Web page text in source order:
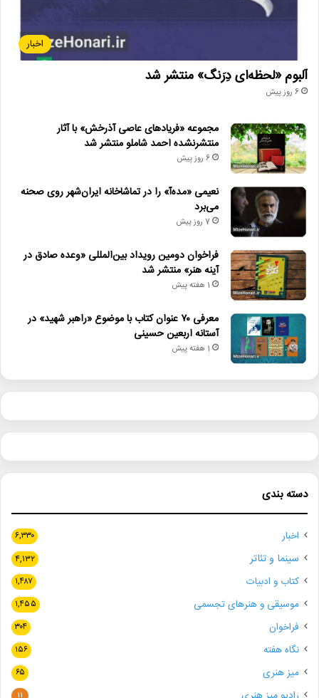
اخبار
آلبوم «لحظه‌ای دِرَنگ» منتشر شد
6 روز پیش
مجموعه «فریادهای عاصی آذرخش» با آثار
منتشرنشده احمد شاملو منتشر شد
6 روز پیش
نعیمی «مده‌آ» را در تماشاخانه ایران‌شهر روی صحنه
می‌برد
7 روز پیش
فراخوان دومین رویداد بین‌المللی «وعده صادق در
آینه هنر» منتشر شد
1 هفته پیش
معرفی ۷۰ عنوان کتاب با موضوع «راهبر شهید» در
آستانه اربعین حسینی
1 هفته پیش
دسته بندی
اخبار ۶,۳۳۰
سینما و تئاتر ۴,۱۳۲
کتاب و ادبیات ۱,۴۸۷
موسیقی و هنرهای تجسمی ۱,۴۵۵
فراخوان ۳۰۴
نگاه هفته ۱۵۶
میز هنری ۶۵